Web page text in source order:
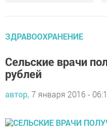
ЗДРАВООХРАНЕНИЕ
Сельские врачи
рублей
автор, 7 января 2016 -